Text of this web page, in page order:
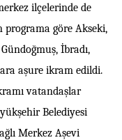
ilçelerinde de
programa göre Akseki,
İbradı,
aşure ikram edildi.
vatandaşlar
Belediyesi
Merkez Aşevi